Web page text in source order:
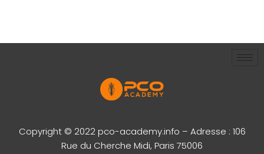
Copyright © 2022 pco-academy.info – Adresse : 106
Rue du Cherche Midi, Paris 75006